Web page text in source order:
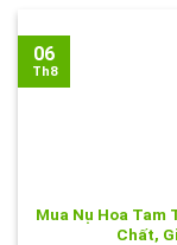
Mua Nụ Hoa Tam
Chất,
06
Th8